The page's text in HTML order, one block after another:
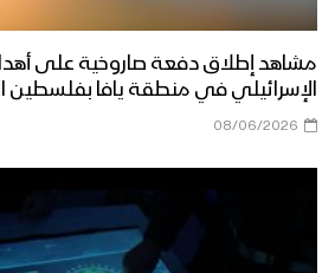
مشاهد إطلاق دفعة صاروخية على
الإسرائيلي في منطقة يافا بفلسطين
08/06/2026